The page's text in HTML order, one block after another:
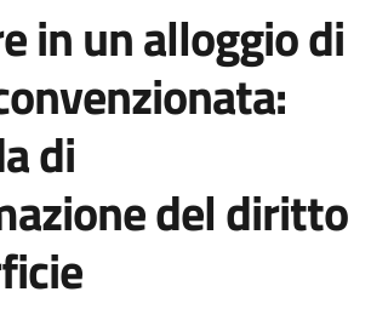
in un alloggio di
di
del diritto